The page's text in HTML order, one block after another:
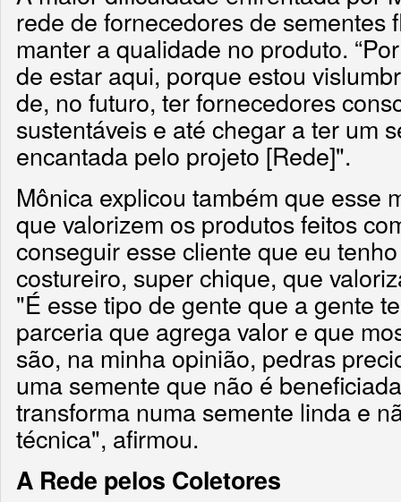
rede de fornecedores de sementes
manter a qualidade no produto.
de estar aqui, porque estou
de, no futuro, ter fornecedores
sustentáveis e até chegar a ter um
encantada pelo projeto [Rede]".
Mônica explicou também que esse
que valorizem os produtos feitos
conseguir esse cliente que eu
costureiro, super chique, que
"É esse tipo de gente que a gente
parceria que agrega valor e que
são, na minha opinião, pedras
uma semente que não é
transforma numa semente linda e
técnica", afirmou.
A Rede pelos Coletores